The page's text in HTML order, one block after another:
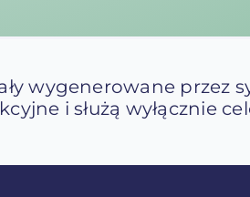
wygenerowane przez
i służą wyłącznie